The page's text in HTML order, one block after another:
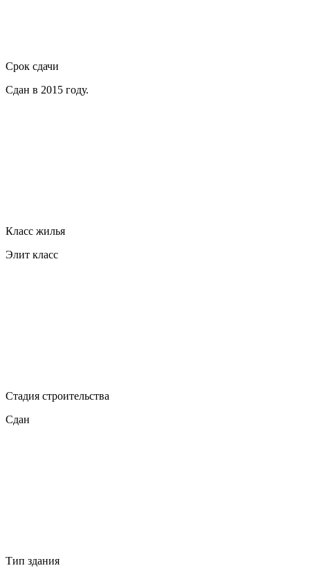
Срок сдачи
Сдан в 2015 году.
Класс жилья
Элит класс
Стадия строительства
Сдан
Тип здания